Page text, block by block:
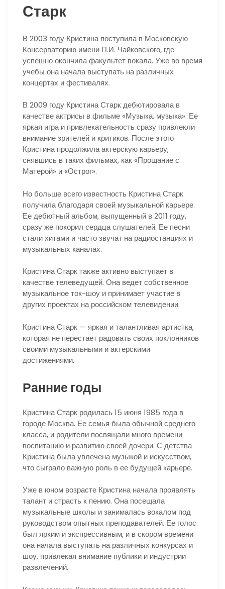
Старк
В 2003 году Кристина поступила в Московскую
Консерваторию имени П.И. Чайковского, где
успешно окончила факультет вокала. Уже во время
учебы она начала выступать на различных
концертах и фестивалях.
В 2009 году Кристина Старк дебютировала в
качестве актрисы в фильме «Музыка, музыка». Ее
яркая игра и привлекательность сразу привлекли
внимание зрителей и критиков. После этого
Кристина продолжила актерскую карьеру,
снявшись в таких фильмах, как «Прощание с
Матерой» и «Острог».
Но больше всего известность Кристина Старк
получила благодаря своей музыкальной карьере.
Ее дебютный альбом, выпущенный в 2011 году,
сразу же покорил сердца слушателей. Ее песни
стали хитами и часто звучат на радиостанциях и
музыкальных каналах.
Кристина Старк также активно выступает в
качестве телеведущей. Она ведет собственное
музыкальное ток-шоу и принимает участие в
других проектах на российском телевидении.
Кристина Старк — яркая и талантливая артистка,
которая не перестает радовать своих поклонников
своими музыкальными и актерскими
достижениями.
Ранние годы
Кристина Старк родилась 15 июня 1985 года в
городе Москва. Ее семья была обычной среднего
класса, и родители посвящали много времени
воспитанию и развитию своей дочери. С детства
Кристина была увлечена музыкой и искусством,
что сыграло важную роль в ее будущей карьере.
Уже в юном возрасте Кристина начала проявлять
талант и страсть к пению. Она посещала
музыкальные школы и занималась вокалом под
руководством опытных преподавателей. Ее голос
был ярким и экспрессивным, и в скором времени
она начала выступать на различных конкурсах и
шоу, привлекая внимание публики и индустрии
развлечений.